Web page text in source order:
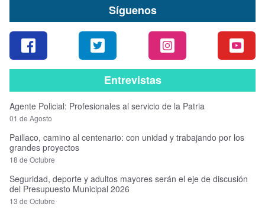
Síguenos
Entrevistas
Agente Policial: Profesionales al servicio de la Patria
01 de Agosto
Paillaco, camino al centenario: con unidad y trabajando por los
grandes proyectos
18 de Octubre
Seguridad, deporte y adultos mayores serán el eje de discusión
del Presupuesto Municipal 2026
13 de Octubre